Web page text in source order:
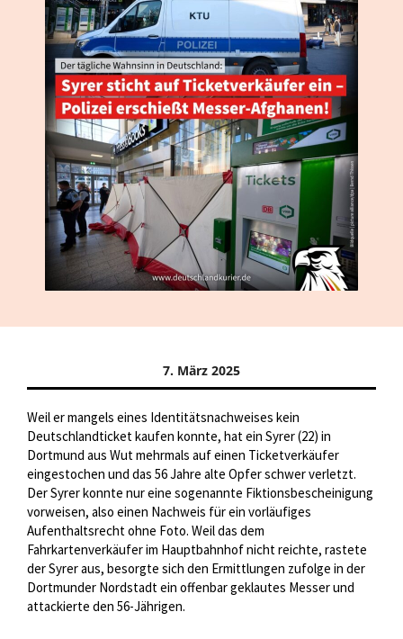
7. März 2025
Weil er mangels eines Identitätsnachweises kein
Deutschlandticket kaufen konnte, hat ein Syrer (22) in
Dortmund aus Wut mehrmals auf einen Ticketverkäufer
eingestochen und das 56 Jahre alte Opfer schwer verletzt.
Der Syrer konnte nur eine sogenannte Fiktionsbescheinigung
vorweisen, also einen Nachweis für ein vorläufiges
Aufenthaltsrecht ohne Foto. Weil das dem
Fahrkartenverkäufer im Hauptbahnhof nicht reichte, rastete
der Syrer aus, besorgte sich den Ermittlungen zufolge in der
Dortmunder Nordstadt ein offenbar geklautes Messer und
attackierte den 56-Jährigen.